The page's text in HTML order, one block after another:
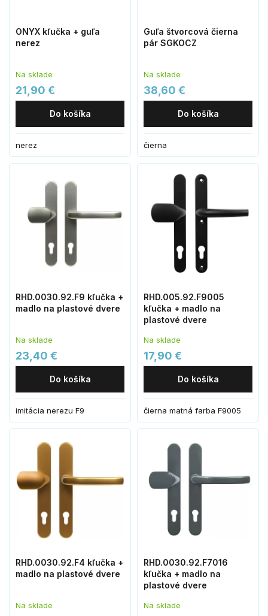
ONYX kľučka + guľa
nerez
Na sklade
21,90 €
Do košíka
nerez
Guľa štvorcová čierna
pár SGKOCZ
Na sklade
38,60 €
Do košíka
čierna
RHD.0030.92.F9 kľučka +
madlo na plastové dvere
Na sklade
23,40 €
Do košíka
imitácia nerezu F9
RHD.005.92.F9005
kľučka + madlo na
plastové dvere
Na sklade
17,90 €
Do košíka
čierna matná farba F9005
RHD.0030.92.F4 kľučka +
madlo na plastové dvere
Na sklade
RHD.0030.92.F7016
kľučka + madlo na
plastové dvere
Na sklade